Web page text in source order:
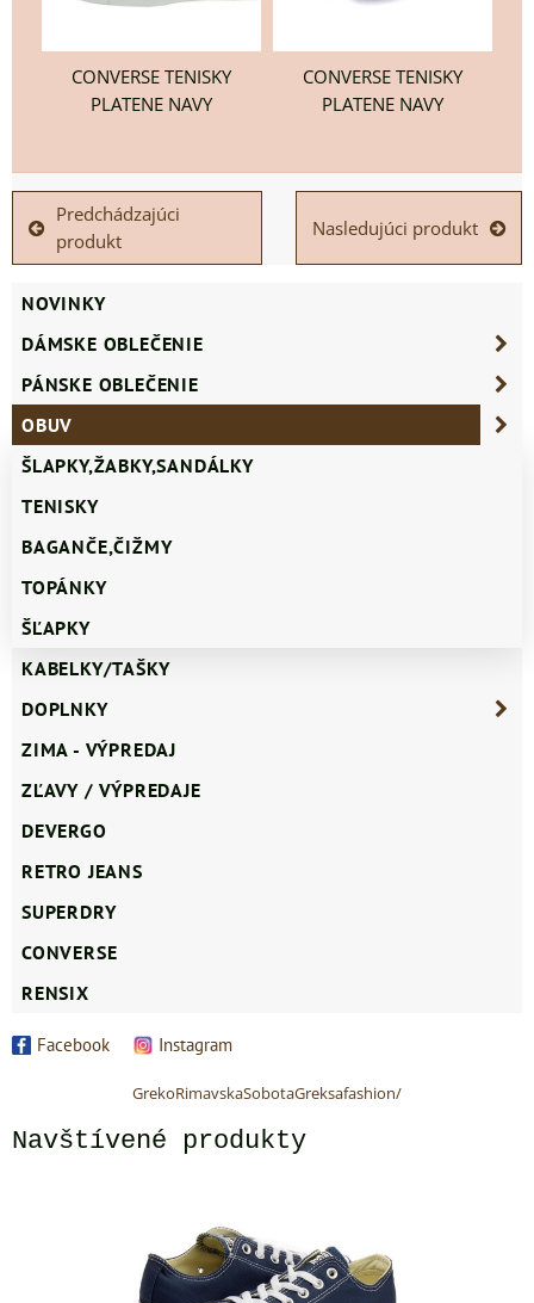
CONVERSE TENISKY
PLATENE NAVY
CONVERSE TENISKY
PLATENE NAVY
Predchádzajúci
produkt
Nasledujúci produkt
NOVINKY
DÁMSKE OBLEČENIE
PÁNSKE OBLEČENIE
OBUV
ŠLAPKY,ŽABKY,SANDÁLKY
TENISKY
BAGANČE,ČIŽMY
TOPÁNKY
ŠĽAPKY
KABELKY/TAŠKY
DOPLNKY
ZIMA - VÝPREDAJ
ZĽAVY / VÝPREDAJE
DEVERGO
RETRO JEANS
SUPERDRY
CONVERSE
RENSIX
Facebook Instagram
GrekoRimavskaSobotaGreksafashion/
Navštívené produkty